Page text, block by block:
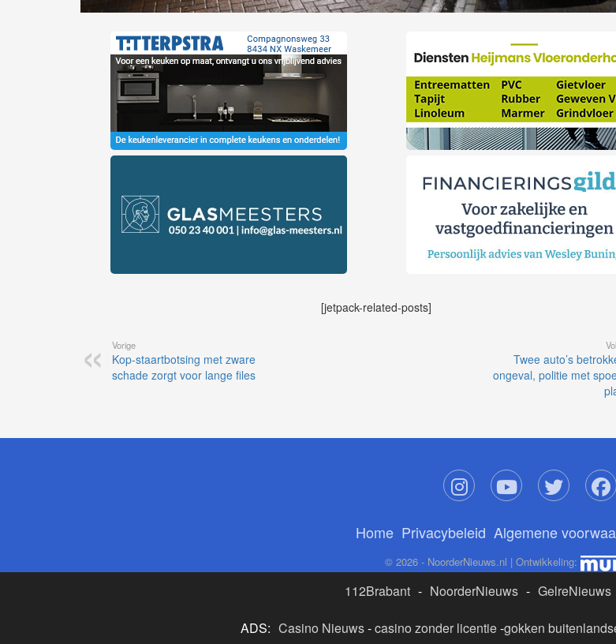
[jetpack-related-posts]
Vorige
Kop-staartbotsing met zware
schade zorgt voor lange files
Twee auto’s
ongeval, politie met
Home Privacybeleid Algemene
© 2026 - NoorderNieuws.nl | Ontwikkeling:
112Brabant - NoorderNieuws - GelreNieuws
ADS: Casino Nieuws-casino zonder licentie-gokken